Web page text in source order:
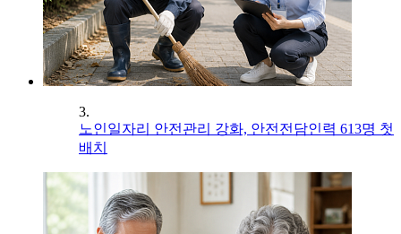
3.
노인일자리 안전관리 강화, 안전전담인력 613명 첫
배치